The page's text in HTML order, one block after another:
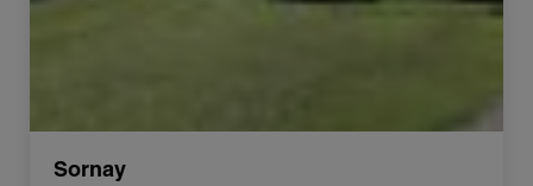
Sornay